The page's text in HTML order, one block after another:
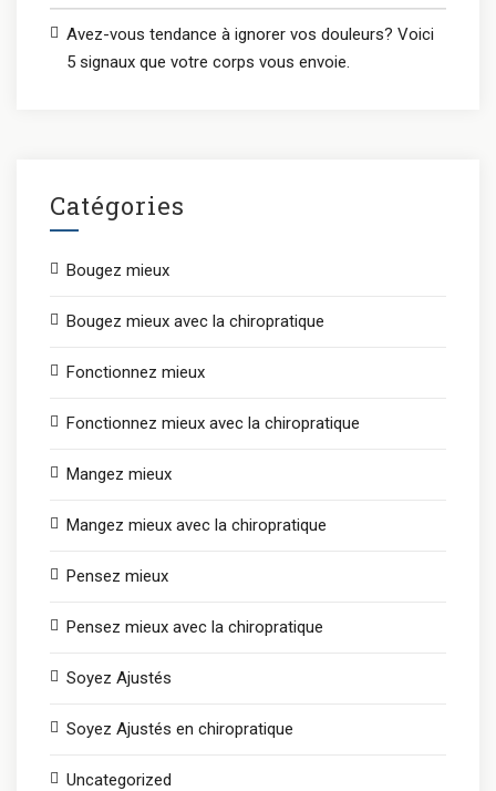
Avez-vous tendance à ignorer vos douleurs? Voici
5 signaux que votre corps vous envoie.
Catégories
Bougez mieux
Bougez mieux avec la chiropratique
Fonctionnez mieux
Fonctionnez mieux avec la chiropratique
Mangez mieux
Mangez mieux avec la chiropratique
Pensez mieux
Pensez mieux avec la chiropratique
Soyez Ajustés
Soyez Ajustés en chiropratique
Uncategorized